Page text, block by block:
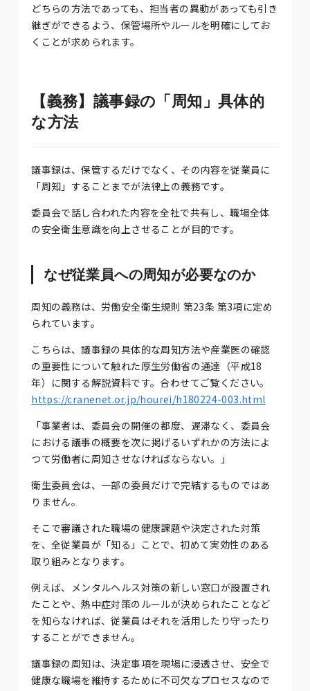
どちらの方法であっても、担当者の異動があっても引き
継ぎができるよう、保管場所やルールを明確にしてお
くことが求められます。
【義務】議事録の「周知」具体的
な方法
議事録は、保管するだけでなく、その内容を従業員に
「周知」することまでが法律上の義務です。
委員会で話し合われた内容を全社で共有し、職場全体
の安全衛生意識を向上させることが目的です。
なぜ従業員への周知が必要なのか
周知の義務は、労働安全衛生規則 第23条 第3項に定め
られています。
こちらは、議事録の具体的な周知方法や産業医の確認
の重要性について触れた厚生労働省の通達（平成18
年）に関する解説資料です。合わせてご覧ください。
https://cranenet.or.jp/hourei/h180224-003.html
「事業者は、委員会の開催の都度、遅滞なく、委員会
における議事の概要を次に掲げるいずれかの方法によ
つて労働者に周知させなければならない。」
衛生委員会は、一部の委員だけで完結するものではあ
りません。
そこで審議された職場の健康課題や決定された対策
を、全従業員が「知る」ことで、初めて実効性のある
取り組みとなります。
例えば、メンタルヘルス対策の新しい窓口が設置され
たことや、熱中症対策のルールが決められたことなど
を知らなければ、従業員はそれを活用したり守ったり
することができません。
議事録の周知は、決定事項を現場に浸透させ、安全で
健康な職場を維持するために不可欠なプロセスなので